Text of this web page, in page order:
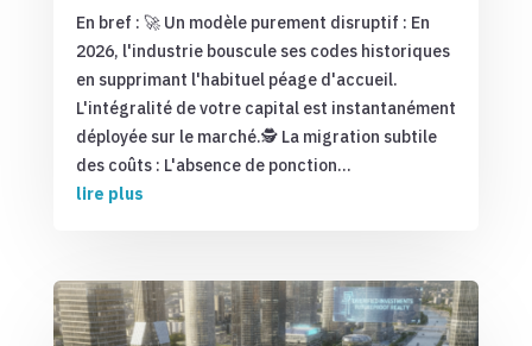
En bref : 🚀 Un modèle purement disruptif : En
2026, l'industrie bouscule ses codes historiques
en supprimant l'habituel péage d'accueil.
L'intégralité de votre capital est instantanément
déployée sur le marché.🕵️ La migration subtile
des coûts : L'absence de ponction...
lire plus